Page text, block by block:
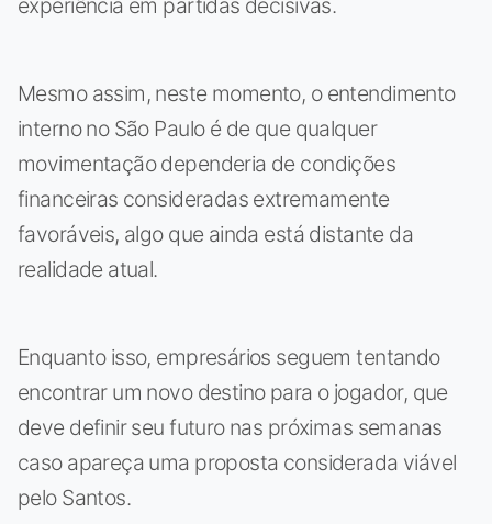
experiência em partidas decisivas.
Mesmo assim, neste momento, o entendimento
interno no São Paulo é de que qualquer
movimentação dependeria de condições
financeiras consideradas extremamente
favoráveis, algo que ainda está distante da
realidade atual.
Enquanto isso, empresários seguem tentando
encontrar um novo destino para o jogador, que
deve definir seu futuro nas próximas semanas
caso apareça uma proposta considerada viável
pelo Santos.